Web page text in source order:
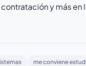
y más en
me conviene